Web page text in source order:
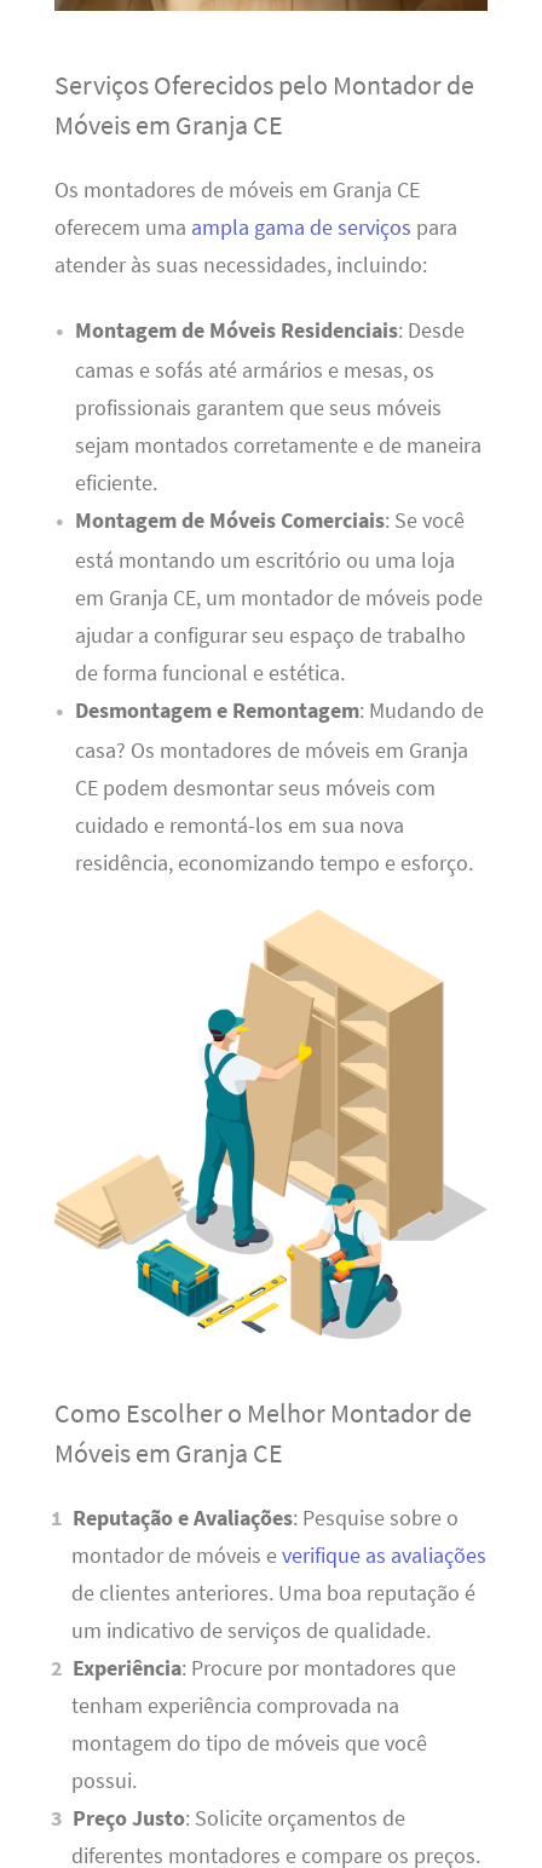
Serviços Oferecidos pelo Montador de
Móveis em Granja CE
Os montadores de móveis em Granja CE
oferecem uma ampla gama de serviços para
atender às suas necessidades, incluindo:
Montagem de Móveis Residenciais: Desde
camas e sofás até armários e mesas, os
profissionais garantem que seus móveis
sejam montados corretamente e de maneira
eficiente.
Montagem de Móveis Comerciais: Se você
está montando um escritório ou uma loja
em Granja CE, um montador de móveis pode
ajudar a configurar seu espaço de trabalho
de forma funcional e estética.
Desmontagem e Remontagem: Mudando de
casa? Os montadores de móveis em Granja
CE podem desmontar seus móveis com
cuidado e remontá-los em sua nova
residência, economizando tempo e esforço.
Como Escolher o Melhor Montador de
Móveis em Granja CE
Reputação e Avaliações: Pesquise sobre o
montador de móveis everifique as avaliações
de clientes anteriores. Uma boa reputação é
um indicativo de serviços de qualidade.
Experiência: Procure por montadores que
tenham experiência comprovada na
montagem do tipo de móveis que você
possui.
Preço Justo: Solicite orçamentos de
diferentes montadores e compare os preços.